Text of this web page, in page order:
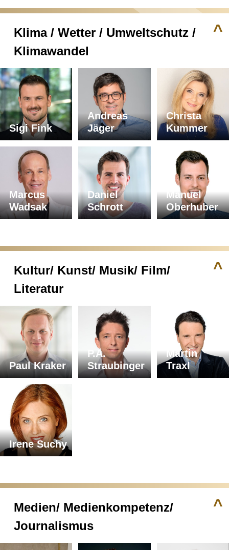
^
Klima / Wetter / Umweltschutz /
Klimawandel
Sigi Fink
Andreas
Jäger
Christa
Kummer
Marcus
Wadsak
Daniel
Schrott
Manuel
Oberhuber
^
Kultur/ Kunst/ Musik/ Film/
Literatur
Paul Kraker
P.A.
Straubinger
Martin
Traxl
Irene Suchy
^
Medien/ Medienkompetenz/
Journalismus